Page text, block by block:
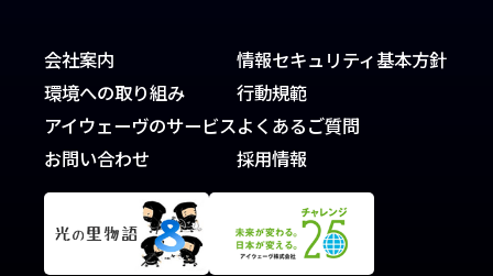
会社案内
環境への取り組み
アイウェーヴのサービス
お問い合わせ
情報セキュリティ基本方針
行動規範
よくあるご質問
採用情報